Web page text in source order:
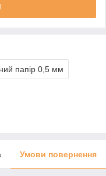
папір 0,5 мм
Умови повернення